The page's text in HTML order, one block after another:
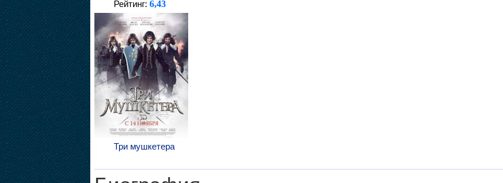
Рейтинг: 6,43
Три мушкетера